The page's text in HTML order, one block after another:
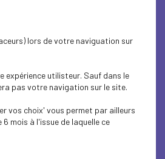
lors de votre naviguation sur
expérience utilisteur. Sauf dans le
pas votre navigation sur le site.
vos choix' vous permet par ailleurs
mois à l'issue de laquelle ce